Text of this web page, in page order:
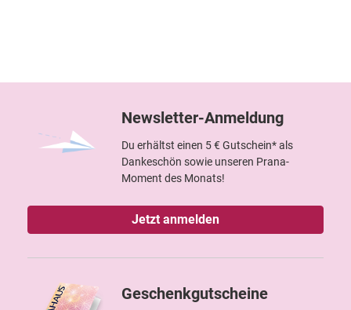
Newsletter-Anmeldung
Du erhältst einen 5 € Gutschein* als
Dankeschön sowie unseren Prana-
Moment des Monats!
Jetzt anmelden
Geschenkgutscheine